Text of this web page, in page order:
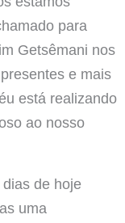
para
Getsêmani nos
e mais
está realizando
ao nosso
de hoje
uma